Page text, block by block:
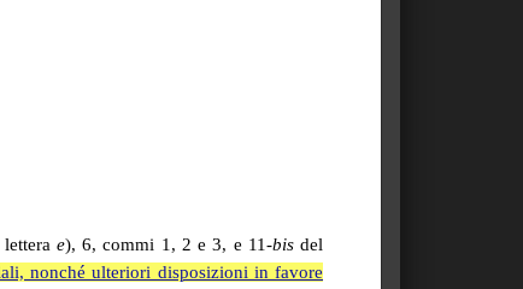
e), 6, commi 1, 2 e 3, e 11-bisdel
nonché ulteriori disposizioni in favore